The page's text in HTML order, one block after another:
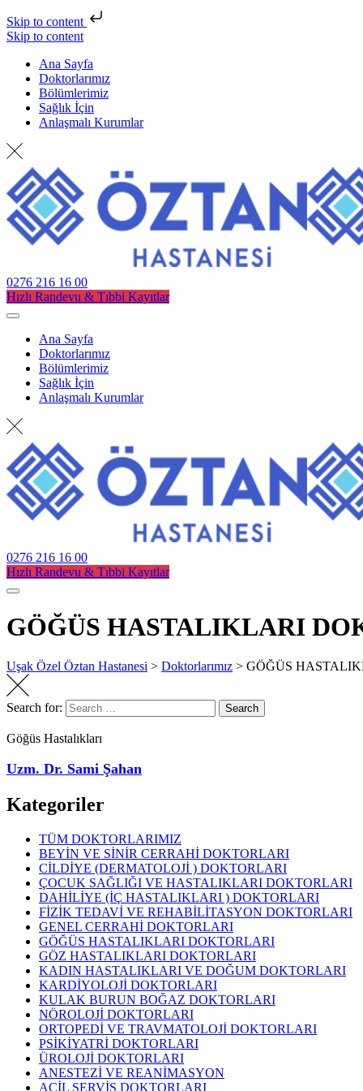
Skip to content
Skip to content
Ana Sayfa
Doktorlarımız
Bölümlerimiz
Sağlık İçin
Anlaşmalı Kurumlar
0276 216 16 00
Hızlı Randevu & Tıbbi Kayıtlar
Ana Sayfa
Doktorlarımız
Bölümlerimiz
Sağlık İçin
Anlaşmalı Kurumlar
0276 216 16 00
Hızlı Randevu & Tıbbi Kayıtlar
GÖĞÜS HASTALIKLARI
Uşak Özel Öztan Hastanesi > Doktorlarımız > GÖĞÜS
Search for: Search
Göğüs Hastalıkları
Uzm. Dr. Sami Şahan
Kategoriler
TÜM DOKTORLARIMIZ
BEYİN VE SİNİR CERRAHİ DOKTORLARI
CİLDİYE (DERMATOLOJİ ) DOKTORLARI
ÇOCUK SAĞLIĞI VE HASTALIKLARI DOKTORLARI
DAHİLİYE (İÇ HASTALIKLARI ) DOKTORLARI
FİZİK TEDAVİ VE REHABİLİTASYON DOKTORLARI
GENEL CERRAHİ DOKTORLARI
GÖĞÜS HASTALIKLARI DOKTORLARI
GÖZ HASTALIKLARI DOKTORLARI
KADIN HASTALIKLARI VE DOĞUM DOKTORLARI
KARDİYOLOJİ DOKTORLARI
KULAK BURUN BOĞAZ DOKTORLARI
NÖROLOJİ DOKTORLARI
ORTOPEDİ VE TRAVMATOLOJİ DOKTORLARI
PSİKİYATRİ DOKTORLARI
ÜROLOJİ DOKTORLARI
ANESTEZİ VE REANİMASYON
ACİL SERVİS DOKTORLARI